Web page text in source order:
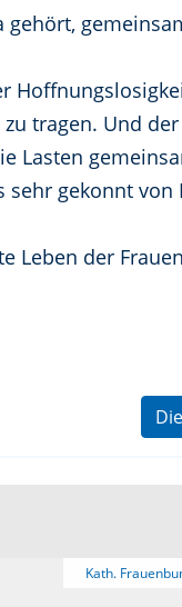
gehört,
tragen. Und
Lasten
sehr gekonnt von
Leben der